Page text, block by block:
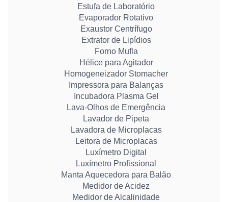
Estufa de Laboratório
Evaporador Rotativo
Exaustor Centrífugo
Extrator de Lipídios
Forno Mufla
Hélice para Agitador
Homogeneizador Stomacher
Impressora para Balanças
Incubadora Plasma Gel
Lava-Olhos de Emergência
Lavador de Pipeta
Lavadora de Microplacas
Leitora de Microplacas
Luxímetro Digital
Luxímetro Profissional
Manta Aquecedora para Balão
Medidor de Acidez
Medidor de Alcalinidade